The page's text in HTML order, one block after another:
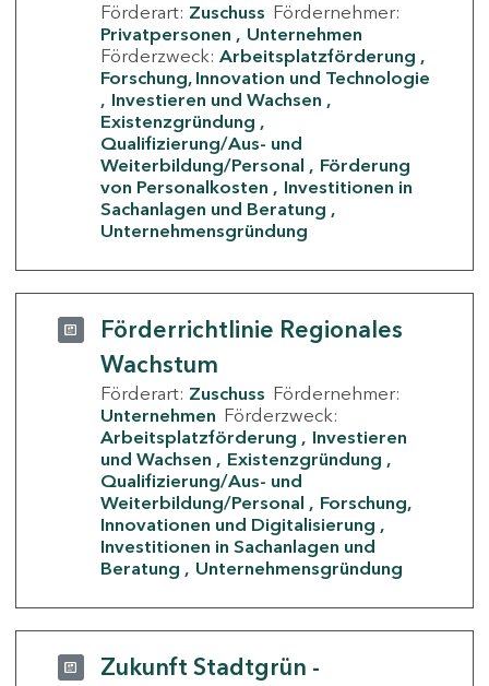
Förderart: Zuschuss Fördernehmer:
Privatpersonen
Unternehmen
Förderzweck: Arbeitsplatzförderung
Forschung, Innovation und Technologie
Investieren und Wachsen
Existenzgründung
Qualifizierung/Aus- und
Weiterbildung/Personal
Förderung
von Personalkosten
Investitionen in
Sachanlagen und Beratung
Unternehmensgründung
Förderrichtlinie Regionales
Wachstum
Förderart: Zuschuss Fördernehmer:
Unternehmen Förderzweck:
Arbeitsplatzförderung
Investieren
und Wachsen
Existenzgründung
Qualifizierung/Aus- und
Weiterbildung/Personal
Forschung,
Innovationen und Digitalisierung
Investitionen in Sachanlagen und
Beratung
Unternehmensgründung
Zukunft Stadtgrün -